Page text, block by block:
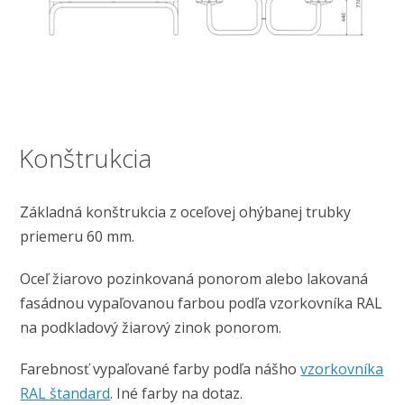
Konštrukcia
Základná konštrukcia z oceľovej ohýbanej trubky
priemeru 60 mm.
Oceľ žiarovo pozinkovaná ponorom alebo lakovaná
fasádnou vypaľovanou farbou podľa vzorkovníka RAL
na podkladový žiarový zinok ponorom.
Farebnosť vypaľované farby podľa nášhovzorkovníka
RAL štandard. Iné farby na dotaz.